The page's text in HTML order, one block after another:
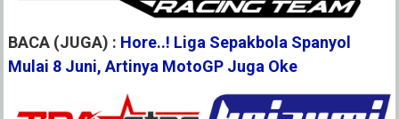
BACA (JUGA) : Hore..! Liga Sepakbola Spanyol
Mulai 8 Juni, Artinya MotoGP Juga Oke